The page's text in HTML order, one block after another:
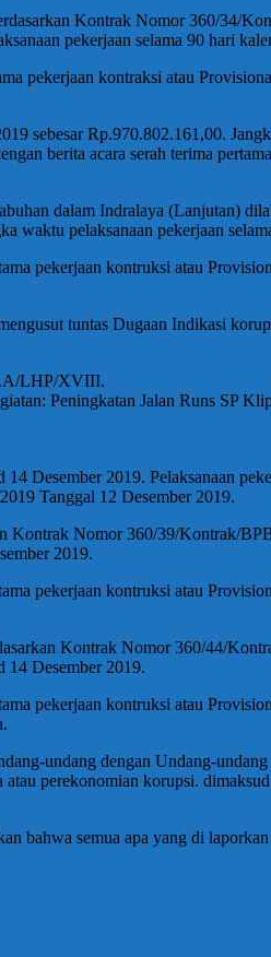
Kontrak Nomor 360/34/
pekerjaan selama 90 hari
pekerjaan kontraksi atau
sebesar Rp.970.802.161,00.
berita acara serah terima
dalam Indralaya (Lanjutan)
pelaksanaan pekerjaan
pekerjaan kontruksi atau
tuntas Dugaan Indikasi
LHP/XVIII.
Peningkatan Jalan Runs SP
Desember 2019. Pelaksanaan
Tanggal 12 Desember 2019.
Nomor 360/39/Kontrak/
2019.
pekerjaan kontruksi atau
Kontrak Nomor 360/44/
14 Desember 2019.
pekerjaan kontruksi atau
undang dengan Undang-
perekonomian korupsi.
bahwa semua apa yang di